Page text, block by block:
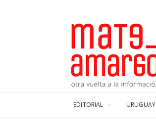
EDITORIAL URUGUAY